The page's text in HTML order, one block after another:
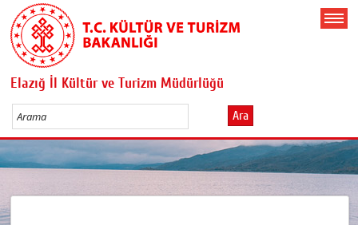
Elazığ İl Kültür ve Turizm Müdürlüğü
Ara